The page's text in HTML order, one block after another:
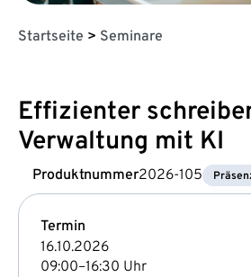
Startseite > Seminare
Effizienter
Verwaltung mit KI
Produktnummer2026-105
Termin
16.10.2026
09:00–16:30 Uhr